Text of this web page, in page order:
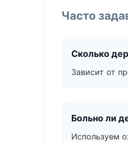
Часто
Сколько
Зависит от
Больно ли
Используем